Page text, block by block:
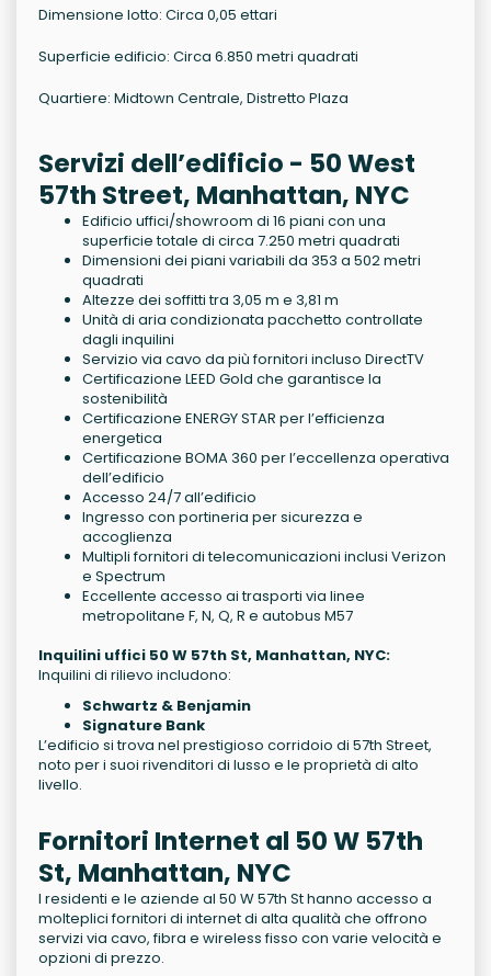
Dimensione lotto: Circa 0,05 ettari
Superficie edificio: Circa 6.850 metri quadrati
Quartiere: Midtown Centrale, Distretto Plaza
Servizi dell’edificio - 50 West
57th Street, Manhattan, NYC
Edificio uffici/showroom di 16 piani con una
superficie totale di circa 7.250 metri quadrati
Dimensioni dei piani variabili da 353 a 502 metri
quadrati
Altezze dei soffitti tra 3,05 m e 3,81 m
Unità di aria condizionata pacchetto controllate
dagli inquilini
Servizio via cavo da più fornitori incluso DirectTV
Certificazione LEED Gold che garantisce la
sostenibilità
Certificazione ENERGY STAR per l’efficienza
energetica
Certificazione BOMA 360 per l’eccellenza operativa
dell’edificio
Accesso 24/7 all’edificio
Ingresso con portineria per sicurezza e
accoglienza
Multipli fornitori di telecomunicazioni inclusi Verizon
e Spectrum
Eccellente accesso ai trasporti via linee
metropolitane F, N, Q, R e autobus M57
Inquilini uffici 50 W 57th St, Manhattan, NYC:
Inquilini di rilievo includono:
Schwartz & Benjamin
Signature Bank
L’edificio si trova nel prestigioso corridoio di 57th Street,
noto per i suoi rivenditori di lusso e le proprietà di alto
livello.
Fornitori Internet al 50 W 57th
St, Manhattan, NYC
I residenti e le aziende al 50 W 57th St hanno accesso a
molteplici fornitori di internet di alta qualità che offrono
servizi via cavo, fibra e wireless fisso con varie velocità e
opzioni di prezzo.